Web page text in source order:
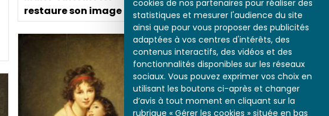
cookies de nos partenaires pour réaliser des
statistiques et mesurer l'audience du site
ainsi que pour vous proposer des publicités
adaptées à vos centres d'intérêts, des
contenus interactifs, des vidéos et des
fonctionnalités disponibles sur les réseaux
sociaux. Vous pouvez exprimer vos choix en
utilisant les boutons ci-après et changer
d’avis à tout moment en cliquant sur la
rubrique « Gérer les cookies » située en bas
restaure son image
l’amour maternel